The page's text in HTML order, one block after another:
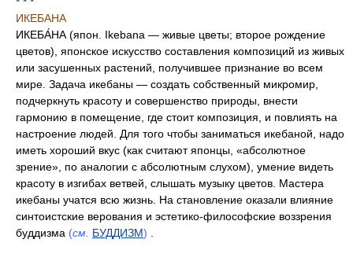
ИКЕБАНА
ИКЕБА́НА (япон. Ikebana — живые цветы; второе рождение
цветов), японское искусство составления композиций из живых
или засушенных растений, получившее признание во всем
мире. Задача икебаны — создать собственный микромир,
подчеркнуть красоту и совершенство природы, внести
гармонию в помещение, где стоит композиция, и повлиять на
настроение людей. Для того чтобы заниматься икебаной, надо
иметь хороший вкус (как считают японцы, «абсолютное
зрение», по аналогии с абсолютным слухом), умение видеть
красоту в изгибах ветвей, слышать музыку цветов. Мастера
икебаны учатся всю жизнь. На становление оказали влияние
синтоистские верования и эстетико-философские воззрения
буддизма (см. БУДДИЗМ)